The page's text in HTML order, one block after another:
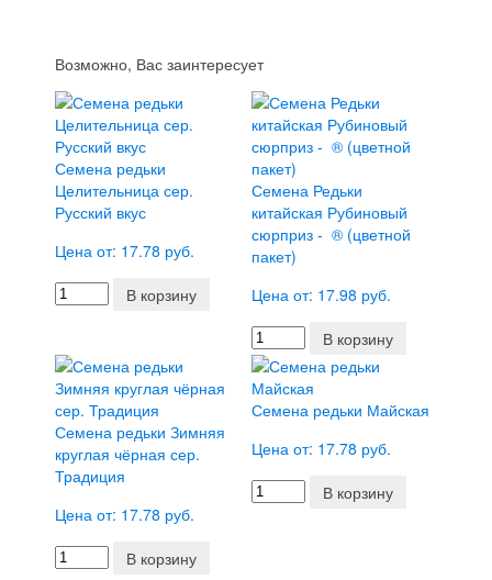
Возможно, Вас заинтересует
Семена редьки
Целительница сер.
Русский вкус
Цена от: 17.78 руб.
В корзину
Семена Редьки
китайская Рубиновый
сюрприз - ® (цветной
пакет)
Цена от: 17.98 руб.
В корзину
Семена редьки Зимняя
круглая чёрная сер.
Традиция
Цена от: 17.78 руб.
В корзину
Семена редьки Майская
Цена от: 17.78 руб.
В корзину